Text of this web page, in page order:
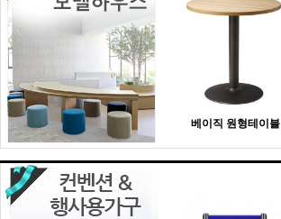
베이직 원형테이블